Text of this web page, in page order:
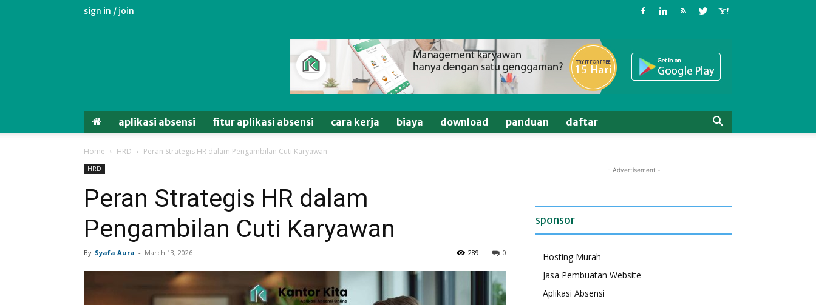
sign in / join
aplikasi absensi fitur aplikasi absensi cara kerja biaya download panduan daftar
Home HRD Peran Strategis HR dalam Pengambilan Cuti Karyawan
HRD
Peran Strategis HR dalam
Pengambilan Cuti Karyawan
By Syafa Aura - March 13, 2026 0
289
- Advertisement -
sponsor
Hosting Murah
Jasa Pembuatan Website
Aplikasi Absensi